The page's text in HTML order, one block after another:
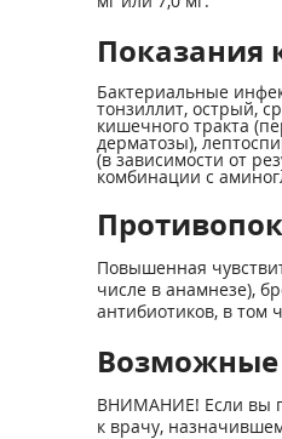
Показания
Бактериальные
тонзиллит, острый,
кишечного тракта
дерматозы),
(в зависимости от
комбинации с
Повышенная
числе в анамнезе),
антибиотиков, в том
ВНИМАНИЕ! Если вы
к врачу,